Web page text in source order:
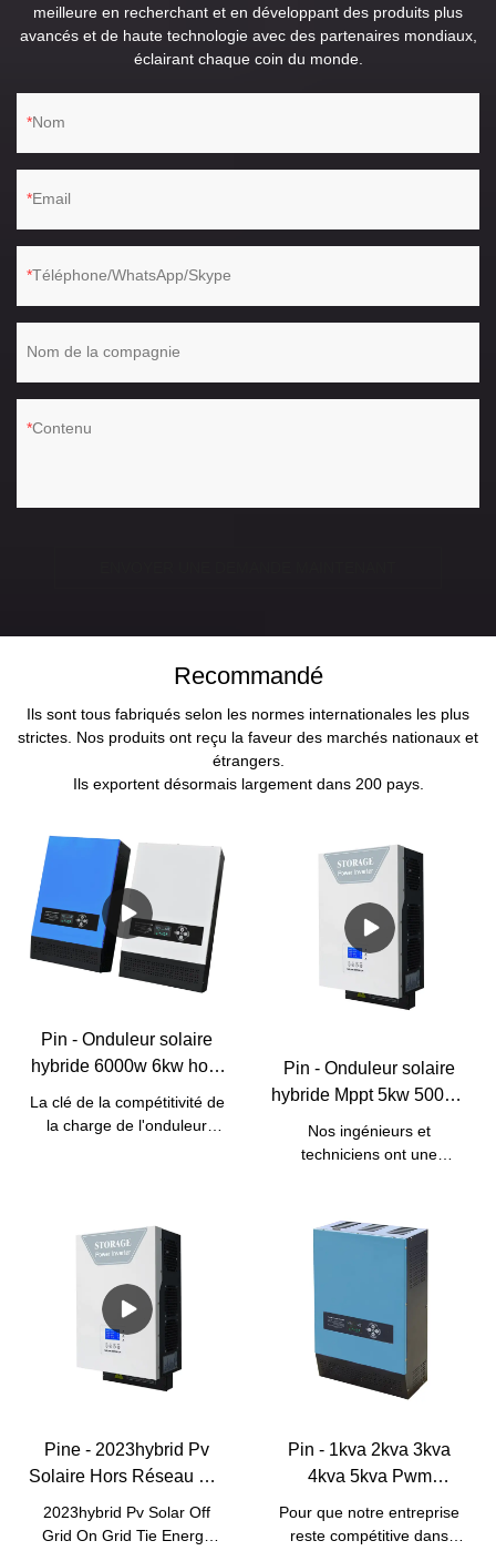
meilleure en recherchant et en développant des produits plus
avancés et de haute technologie avec des partenaires mondiaux,
éclairant chaque coin du monde.
Nom
Email
Téléphone/WhatsApp/Skype
Nom de la compagnie
Contenu
Recommandé
Ils sont tous fabriqués selon les normes internationales les plus
strictes. Nos produits ont reçu la faveur des marchés nationaux et
étrangers.
Ils exportent désormais largement dans 200 pays.
Pin - Onduleur solaire
hybride 6000w 6kw hors
réseau Contrôleur de
charge solaire
solaire
La clé de la compétitivité de
la charge de l'onduleur
l'innovation.Par rapport aux
traditionnels, il répond
mieux aux demandes du
marché.Le produit est donc
largement utilisé dans les
onduleurs solaires.
Pin - Onduleur solaire
hybride Mppt 5kw 5000w
5.5kw 48v Solaire On/off
Grille Onduleur solaire
sinusoïdale pure
Onduleur solaire
Nos ingénieurs et
techniciens ont une
développements
technologiques. Jusqu'à
présent, nous avons adopté
les technologies améliorées
maturel Il est populaire
dans le(s) domaine(s)
d'application des onduleurs
solaires.
Pine - 2023hybrid Pv
Solaire Hors Réseau Sur
Grille Cravate Stockage
D'énergie Soudeur
2023hybrid Pv Solar Off
Grid On Grid Tie Energy
Pin - 1kva 2kva 3kva
4kva 5kva Pwm
Onduleur solaire hybride
hors réseau Onduleur
Pour que notre entreprise
reste compétitive dans